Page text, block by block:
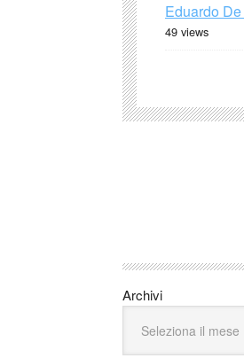
Eduardo
49 views
Archivi